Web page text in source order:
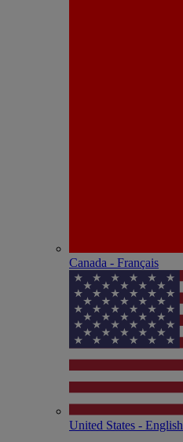
Canada - Français
United States - English